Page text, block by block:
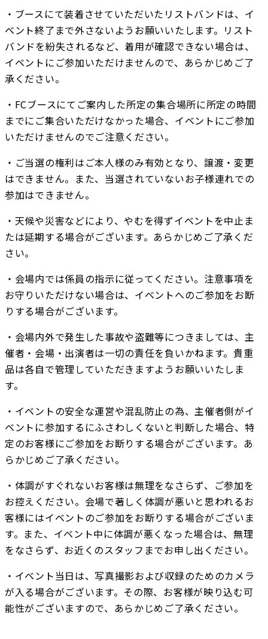
・ブースにて装着させていただいたリストバンドは、イ
ベント終了まで外さないようお願いいたします。リスト
バンドを紛失されるなど、着用が確認できない場合は、
イベントにご参加いただけませんので、あらかじめご了
承ください。
・FCブースにてご案内した所定の集合場所に所定の時間
までにご集合いただけなかった場合、イベントにご参加
いただけませんのでご注意ください。
・ご当選の権利はご本人様のみ有効となり、譲渡・変更
はできません。また、当選されていないお子様連れでの
参加はできません。
・天候や災害などにより、やむを得ずイベントを中止ま
たは延期する場合がございます。あらかじめご了承くだ
さい。
・会場内では係員の指示に従ってください。注意事項を
お守りいただけない場合は、イベントへのご参加をお断
りする場合がございます。
・会場内外で発生した事故や盗難等につきましては、主
催者・会場・出演者は一切の責任を負いかねます。貴重
品は各自で管理していただきますようお願いいたしま
す。
・イベントの安全な運営や混乱防止の為、主催者側がイ
ベントに参加するにふさわしくないと判断した場合、特
定のお客様にご参加をお断りする場合がございます。あ
らかじめご了承ください。
・体調がすぐれないお客様は無理をなさらず、ご参加を
お控えください。会場で著しく体調が悪いと思われるお
客様にはイベントのご参加をお断りする場合がございま
す。また、イベント中に体調が悪くなった場合は、無理
をなさらず、お近くのスタッフまでお申し出ください。
・イベント当日は、写真撮影および収録のためのカメラ
が入る場合がございます。その際、お客様が映り込む可
能性がございますので、あらかじめご了承ください。